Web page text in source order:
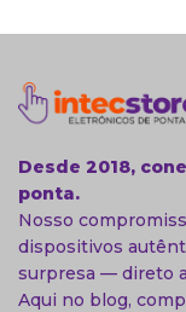
Desde 2018,
ponta.
Nosso
dispositivos
surpresa — direto
Aqui no blog,